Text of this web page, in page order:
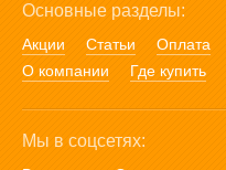
Основные разделы:
Акции Статьи Оплата
О компании
Где купить
Мы в соцсетях: